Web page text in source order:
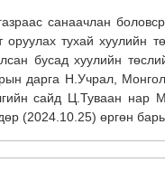
санаачлан
оруулах тухай хуулийн
бусад хуулийн
дарга Н.Учрал,
сайд Ц.Туваан нар
(2024.10.25) өргөн